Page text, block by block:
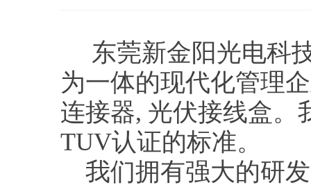
东莞新金阳光电科
为一体的现代化管理
连接器, 光伏接线盒。
TUV认证的标准。
我们拥有强大的研